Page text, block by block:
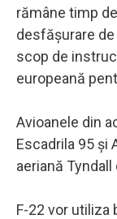
rămâne timp
desfăşurare de
scop de
europeană
Avioanele din
Escadrila 95 şi
aeriană
F-22 vor utiliza